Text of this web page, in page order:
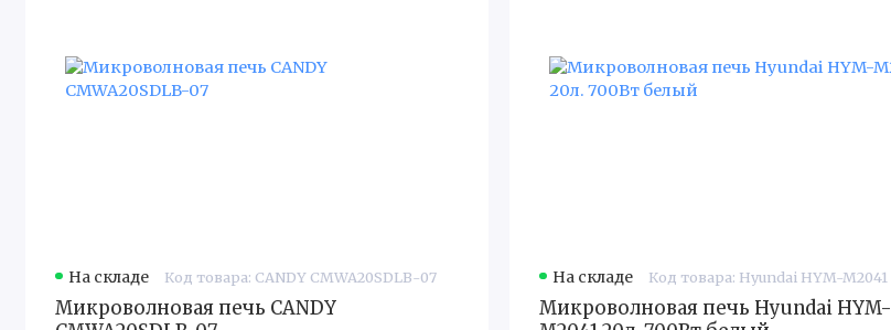
На складе Код товара: CANDY CMWA20SDLB-07
Микроволновая печь CANDY
На складе Код товара: Hyundai HYM-M2041
Микроволновая печь Hyundai HYM-